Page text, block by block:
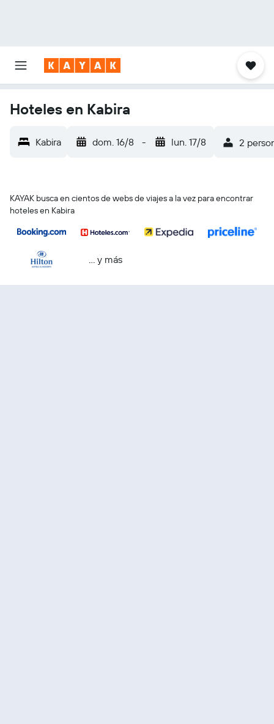
Hoteles en Kabira
Kabira dom. 16/8 - lun. 17/8 2
KAYAK busca en cientos de webs de viajes a la vez para encontrar
hoteles en Kabira
… y más